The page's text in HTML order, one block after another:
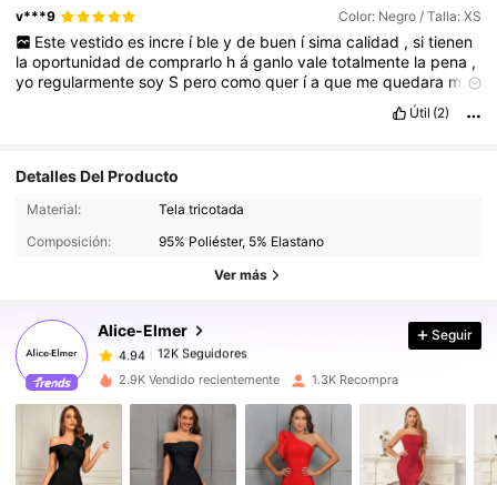
v***9 Color: Negro / Talla: XS
Este vestido es incre í ble y de buen ísima calidad , si tienen
laoportunidaddecomprarlo háganlovaletotalmente la pena ,
yo regularmentesoy S perocomoquer íaque mequedara muy
así
Útil (2)
Detalles Del Producto
Material:
Tela tricotada
Composición:
95% Poliéster, 5% Elastano
Ver más
Alice-Elmer
12K Seguidores
12K Seguidores
4.94
12K Seguidores
o***h
seguidoHace 1 día
4.94
12K Seguidores
4.94 12K Seguidores
12K Seguidores
4.94 12K Seguidores
Seguir
2.9K Vendido recientemente 1.3K Recompra